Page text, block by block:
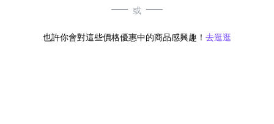
或
也許你會對這些價格優惠中的商品感興趣！ 去逛逛